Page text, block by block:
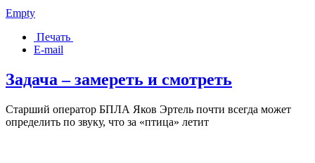
Empty
Печать
E-mail
Задача – замереть и смотреть
Старший оператор БПЛА Яков Эртель почти всегда может
определить по звуку, что за «птица» летит